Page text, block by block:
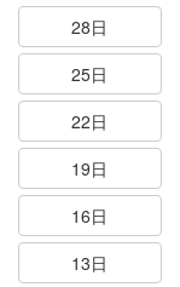
28日
25日
22日
19日
16日
13日